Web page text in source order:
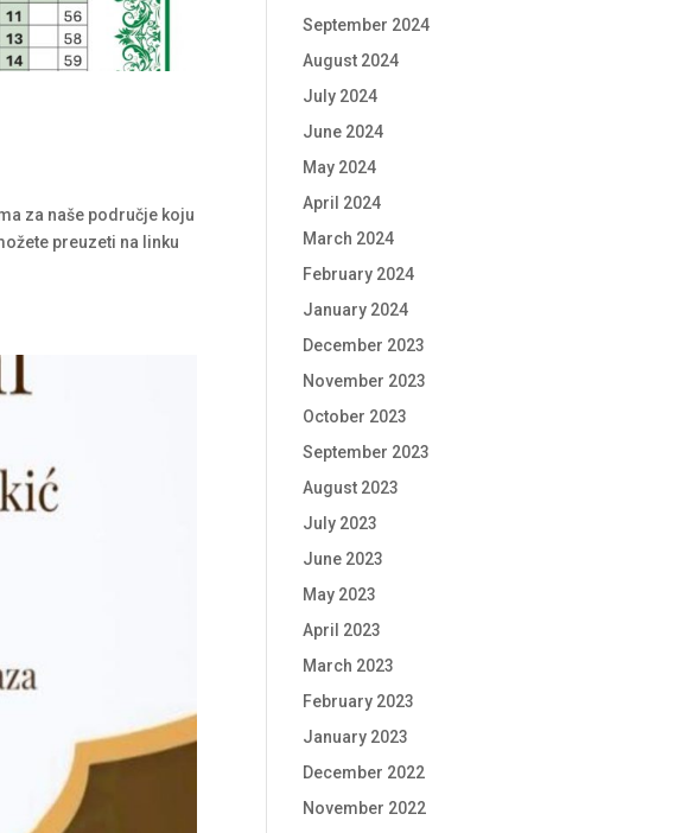
za naše područje koju
preuzeti na linku
September 2024
August 2024
July 2024
June 2024
May 2024
April 2024
March 2024
February 2024
January 2024
December 2023
November 2023
October 2023
September 2023
August 2023
July 2023
June 2023
May 2023
April 2023
March 2023
February 2023
January 2023
December 2022
November 2022